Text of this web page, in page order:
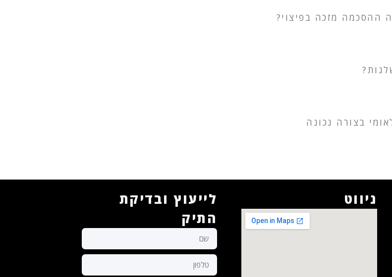
ההסכמה מזכה בפיצוי?
בצורה נכונה
ניווט
לייעוץ ובדיקת
התיק